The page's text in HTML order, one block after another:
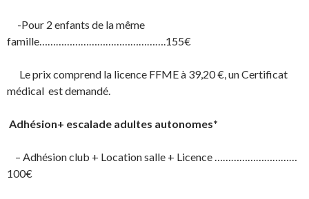
-Pour 2 enfants de la même
famille……………………………………….155€
Le prix comprend la licence FFME à 39,20 €, un Certificat
médical est demandé.
Adhésion+ escalade adultes autonomes*
– Adhésion club + Location salle + Licence …………………………
100€